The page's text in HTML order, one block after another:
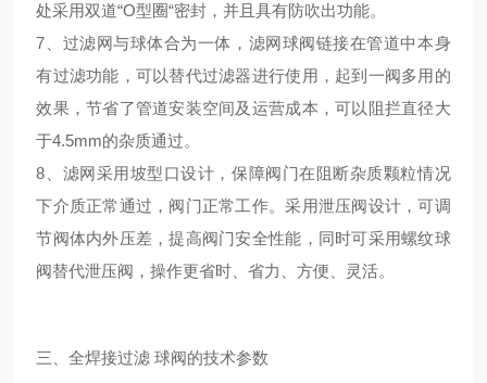
处采用双道“O型圈“密封，并且具有防吹出功能。
7、过滤网与球体合为一体，滤网球阀链接在管道中本身
有过滤功能，可以替代过滤器进行使用，起到一阀多用的
效果，节省了管道安装空间及运营成本，可以阻拦直径大
于4.5mm的杂质通过。
8、滤网采用坡型口设计，保障阀门在阻断杂质颗粒情况
下介质正常通过，阀门正常工作。采用泄压阀设计，可调
节阀体内外压差，提高阀门安全性能，同时可采用螺纹球
阀替代泄压阀，操作更省时、省力、方便、灵活。
三、全焊接过滤 球阀的技术参数